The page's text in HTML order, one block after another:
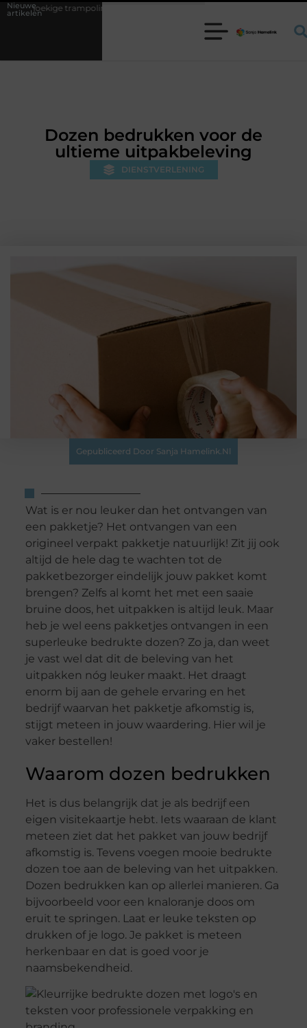
Nieuwe
artikelenkiezen voor jouw tuin
Dozen bedrukken voor de
ultieme uitpakbeleving
DIENSTVERLENING
Gepubliceerd Door Sanja Hamelink.nl
Wat is er nou leuker dan het ontvangen van
een pakketje? Het ontvangen van een
origineel verpakt pakketje natuurlijk! Zit jij ook
altijd de hele dag te wachten tot de
pakketbezorger eindelijk jouw pakket komt
brengen? Zelfs al komt het met een saaie
bruine doos, het uitpakken is altijd leuk. Maar
heb je wel eens pakketjes ontvangen in een
superleuke bedrukte dozen? Zo ja, dan weet
je vast wel dat dit de beleving van het
uitpakken nóg leuker maakt. Het draagt
enorm bij aan de gehele ervaring en het
bedrijf waarvan het pakketje afkomstig is,
stijgt meteen in jouw waardering. Hier wil je
vaker bestellen!
Waarom dozen bedrukken
Het is dus belangrijk dat je als bedrijf een
eigen visitekaartje hebt. Iets waaraan de klant
meteen ziet dat het pakket van jouw bedrijf
afkomstig is. Tevens voegen mooie bedrukte
dozen toe aan de beleving van het uitpakken.
Dozen bedrukken kan op allerlei manieren. Ga
bijvoorbeeld voor een knaloranje doos om
eruit te springen. Laat er leuke teksten op
drukken of je logo. Je pakket is meteen
herkenbaar en dat is goed voor je
naamsbekendheid.